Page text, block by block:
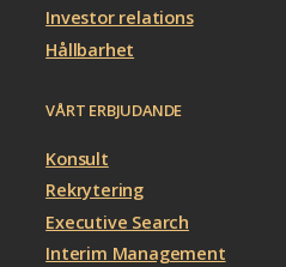
Investor relations
Hållbarhet
VÅRT ERBJUDANDE
Konsult
Rekrytering
Executive Search
Interim Management